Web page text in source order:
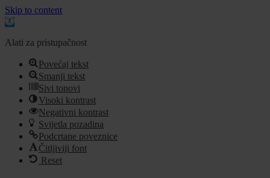
Skip to content
Open
Alati za pristupačnost
Povećaj tekst
Smanji tekst
Sivi tonovi
Visoki kontrast
Negativni kontrast
Svijetla pozadina
Podcrtane poveznice
Čitljiviji font
Reset